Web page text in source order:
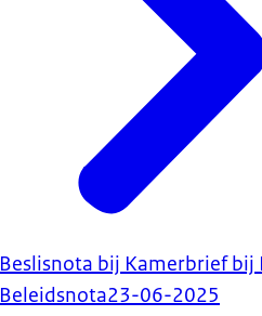
Beslisnota bij Kamerbrief bij
Beleidsnota23-06-2025